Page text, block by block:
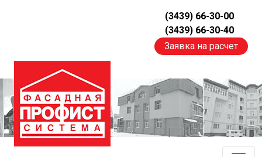
(3439) 66-30-00
(3439) 66-30-40
Заявка на расчет